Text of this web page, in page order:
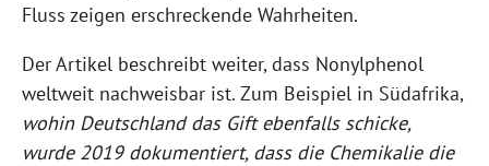
Fluss zeigen erschreckende Wahrheiten.
Der Artikel beschreibt weiter, dass Nonylphenol
weltweit nachweisbar ist. Zum Beispiel in Südafrika,
wohin Deutschland das Gift ebenfalls schicke,
wurde 2019 dokumentiert, dass die Chemikalie die